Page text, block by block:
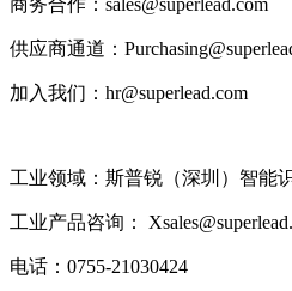
商务合作：sales@superlead.com
供应商通道：
加入我们：hr@superlead.com
工业领域：斯普锐（深圳）智能
工业产品咨询：
电话：0755-21030424